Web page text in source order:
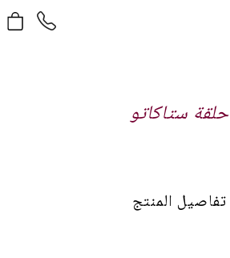
حلقة ستاكاتو
تفاصيل المنتج